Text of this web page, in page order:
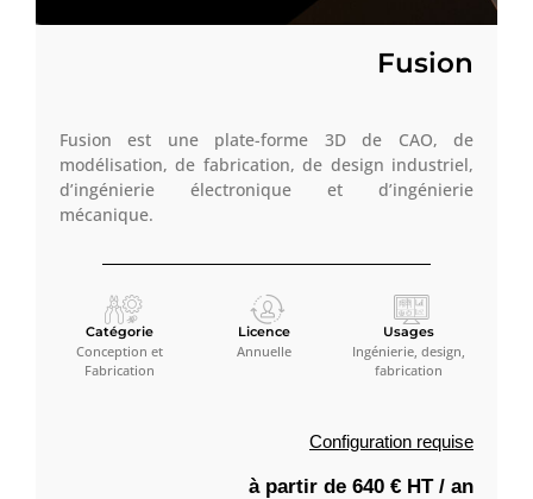
Fusion
Fusion est une plate-forme 3D de CAO, de
modélisation, de fabrication, de design industriel,
d’ingénierie électronique et d’ingénierie
mécanique.
Catégorie
Conception et
Fabrication
Licence
Annuelle
Usages
Ingénierie, design,
fabrication
Configuration requise
à partir de 640 € HT / an